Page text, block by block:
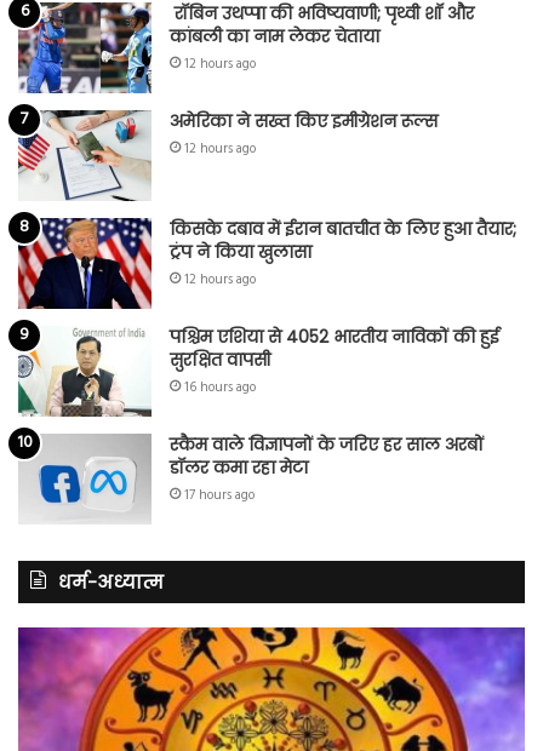
रॉबिन उथप्पा की भविष्यवाणी; पृथ्वी शॉ और
कांबली का नाम लेकर चेताया
12 hours ago
अमेरिका ने सख्त किए इमीग्रेशन रूल्स
12 hours ago
किसके दबाव में ईरान बातचीत के लिए हुआ तैयार;
ट्रंप ने किया खुलासा
12 hours ago
पश्चिम एशिया से 4052 भारतीय नाविकों की हुई
सुरक्षित वापसी
16 hours ago
स्कैम वाले विज्ञापनों के जरिए हर साल अरबों
डॉलर कमा रहा मेटा
17 hours ago
धर्म-अध्यात्म